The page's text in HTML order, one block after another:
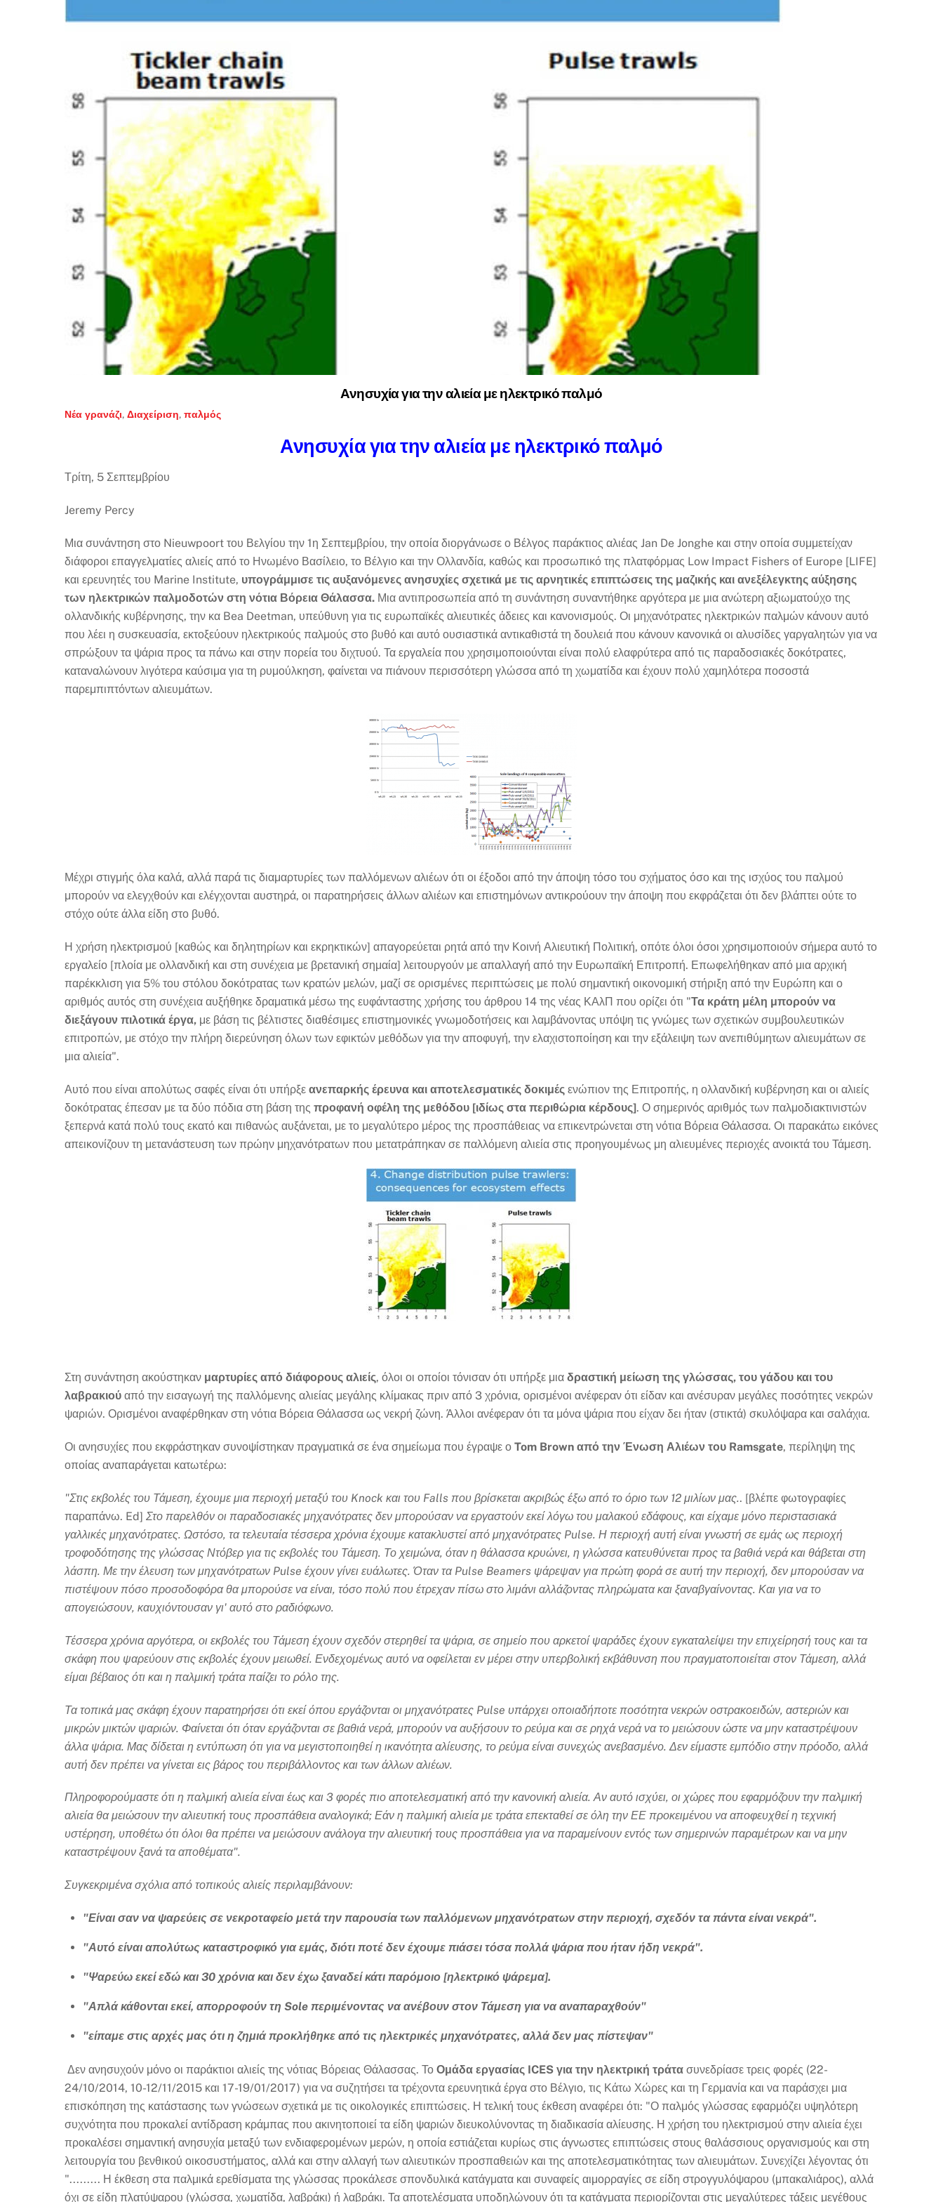
Ανησυχία για την αλιεία με ηλεκτρικό παλμό
Νέα γρανάζι, Διαχείριση, παλμός
Ανησυχία για την αλιεία με ηλεκτρικό παλμό
Τρίτη, 5 Σεπτεμβρίου
Jeremy Percy
Μια συνάντηση στο Nieuwpoort του Βελγίου την 1η Σεπτεμβρίου, την οποία διοργάνωσε ο Βέλγος παράκτιος αλιέας Jan De Jonghe και στην οποία συμμετείχαν
διάφοροι επαγγελματίες αλιείς από το Ηνωμένο Βασίλειο, το Βέλγιο και την Ολλανδία, καθώς και προσωπικό της πλατφόρμας Low Impact Fishers of Europe [LIFE]
και ερευνητές του Marine Institute, υπογράμμισε τις αυξανόμενες ανησυχίες σχετικά με τις αρνητικές επιπτώσεις της μαζικής και ανεξέλεγκτης αύξησης
των ηλεκτρικών παλμοδοτών στη νότια Βόρεια Θάλασσα. Μια αντιπροσωπεία από τη συνάντηση συναντήθηκε αργότερα με μια ανώτερη αξιωματούχο της
ολλανδικής κυβέρνησης, την κα Bea Deetman, υπεύθυνη για τις ευρωπαϊκές αλιευτικές άδειες και κανονισμούς. Οι μηχανότρατες ηλεκτρικών παλμών κάνουν αυτό
που λέει η συσκευασία, εκτοξεύουν ηλεκτρικούς παλμούς στο βυθό και αυτό ουσιαστικά αντικαθιστά τη δουλειά που κάνουν κανονικά οι αλυσίδες γαργαλητών για να
σπρώξουν τα ψάρια προς τα πάνω και στην πορεία του διχτυού. Τα εργαλεία που χρησιμοποιούνται είναι πολύ ελαφρύτερα από τις παραδοσιακές δοκότρατες,
καταναλώνουν λιγότερα καύσιμα για τη ρυμούλκηση, φαίνεται να πιάνουν περισσότερη γλώσσα από τη χωματίδα και έχουν πολύ χαμηλότερα ποσοστά
παρεμπιπτόντων αλιευμάτων.
Μέχρι στιγμής όλα καλά, αλλά παρά τις διαμαρτυρίες των παλλόμενων αλιέων ότι οι έξοδοι από την άποψη τόσο του σχήματος όσο και της ισχύος του παλμού
μπορούν να ελεγχθούν και ελέγχονται αυστηρά, οι παρατηρήσεις άλλων αλιέων και επιστημόνων αντικρούουν την άποψη που εκφράζεται ότι δεν βλάπτει ούτε το
στόχο ούτε άλλα είδη στο βυθό.
Η χρήση ηλεκτρισμού [καθώς και δηλητηρίων και εκρηκτικών] απαγορεύεται ρητά από την Κοινή Αλιευτική Πολιτική, οπότε όλοι όσοι χρησιμοποιούν σήμερα αυτό το
εργαλείο [πλοία με ολλανδική και στη συνέχεια με βρετανική σημαία] λειτουργούν με απαλλαγή από την Ευρωπαϊκή Επιτροπή. Επωφελήθηκαν από μια αρχική
παρέκκλιση για 5% του στόλου δοκότρατας των κρατών μελών, μαζί σε ορισμένες περιπτώσεις με πολύ σημαντική οικονομική στήριξη από την Ευρώπη και ο
αριθμός αυτός στη συνέχεια αυξήθηκε δραματικά μέσω της ευφάνταστης χρήσης του άρθρου 14 της νέας ΚΑλΠ που ορίζει ότι "Τα κράτη μέλη μπορούν να
διεξάγουν πιλοτικά έργα, με βάση τις βέλτιστες διαθέσιμες επιστημονικές γνωμοδοτήσεις και λαμβάνοντας υπόψη τις γνώμες των σχετικών συμβουλευτικών
επιτροπών, με στόχο την πλήρη διερεύνηση όλων των εφικτών μεθόδων για την αποφυγή, την ελαχιστοποίηση και την εξάλειψη των ανεπιθύμητων αλιευμάτων σε
μια αλιεία".
Αυτό που είναι απολύτως σαφές είναι ότι υπήρξε ανεπαρκής έρευνα και αποτελεσματικές δοκιμές ενώπιον της Επιτροπής, η ολλανδική κυβέρνηση και οι αλιείς
δοκότρατας έπεσαν με τα δύο πόδια στη βάση της προφανή οφέλη της μεθόδου [ιδίως στα περιθώρια κέρδους]. Ο σημερινός αριθμός των παλμοδιακτινιστών
ξεπερνά κατά πολύ τους εκατό και πιθανώς αυξάνεται, με το μεγαλύτερο μέρος της προσπάθειας να επικεντρώνεται στη νότια Βόρεια Θάλασσα. Οι παρακάτω εικόνες
απεικονίζουν τη μετανάστευση των πρώην μηχανότρατων που μετατράπηκαν σε παλλόμενη αλιεία στις προηγουμένως μη αλιευμένες περιοχές ανοικτά του Τάμεση.
Στη συνάντηση ακούστηκαν μαρτυρίες από διάφορους αλιείς, όλοι οι οποίοι τόνισαν ότι υπήρξε μια δραστική μείωση της γλώσσας, του γάδου και του
λαβρακιού από την εισαγωγή της παλλόμενης αλιείας μεγάλης κλίμακας πριν από 3 χρόνια, ορισμένοι ανέφεραν ότι είδαν και ανέσυραν μεγάλες ποσότητες νεκρών
ψαριών. Ορισμένοι αναφέρθηκαν στη νότια Βόρεια Θάλασσα ως νεκρή ζώνη. Άλλοι ανέφεραν ότι τα μόνα ψάρια που είχαν δει ήταν (στικτά) σκυλόψαρα και σαλάχια.
Οι ανησυχίες που εκφράστηκαν συνοψίστηκαν πραγματικά σε ένα σημείωμα που έγραψε ο Tom Brown από την Ένωση Αλιέων του Ramsgate, περίληψη της
οποίας αναπαράγεται κατωτέρω:
"Στις εκβολές του Τάμεση, έχουμε μια περιοχή μεταξύ του Knock και του Falls που βρίσκεται ακριβώς έξω από το όριο των 12 μιλίων μας.. [βλέπε φωτογραφίες
παραπάνω. Ed] Στο παρελθόν οι παραδοσιακές μηχανότρατες δεν μπορούσαν να εργαστούν εκεί λόγω του μαλακού εδάφους, και είχαμε μόνο περιστασιακά
γαλλικές μηχανότρατες. Ωστόσο, τα τελευταία τέσσερα χρόνια έχουμε κατακλυστεί από μηχανότρατες Pulse. Η περιοχή αυτή είναι γνωστή σε εμάς ως περιοχή
τροφοδότησης της γλώσσας Ντόβερ για τις εκβολές του Τάμεση. Το χειμώνα, όταν η θάλασσα κρυώνει, η γλώσσα κατευθύνεται προς τα βαθιά νερά και θάβεται στη
λάσπη. Με την έλευση των μηχανότρατων Pulse έχουν γίνει ευάλωτες. Όταν τα Pulse Beamers ψάρεψαν για πρώτη φορά σε αυτή την περιοχή, δεν μπορούσαν να
πιστέψουν πόσο προσοδοφόρα θα μπορούσε να είναι, τόσο πολύ που έτρεχαν πίσω στο λιμάνι αλλάζοντας πληρώματα και ξαναβγαίνοντας. Και για να το
απογειώσουν, καυχιόντουσαν γι' αυτό στο ραδιόφωνο.
Τέσσερα χρόνια αργότερα, οι εκβολές του Τάμεση έχουν σχεδόν στερηθεί τα ψάρια, σε σημείο που αρκετοί ψαράδες έχουν εγκαταλείψει την επιχείρησή τους και τα
σκάφη που ψαρεύουν στις εκβολές έχουν μειωθεί. Ενδεχομένως αυτό να οφείλεται εν μέρει στην υπερβολική εκβάθυνση που πραγματοποιείται στον Τάμεση, αλλά
είμαι βέβαιος ότι και η παλμική τράτα παίζει το ρόλο της.
Τα τοπικά μας σκάφη έχουν παρατηρήσει ότι εκεί όπου εργάζονται οι μηχανότρατες Pulse υπάρχει οποιαδήποτε ποσότητα νεκρών οστρακοειδών, αστεριών και
μικρών μικτών ψαριών. Φαίνεται ότι όταν εργάζονται σε βαθιά νερά, μπορούν να αυξήσουν το ρεύμα και σε ρηχά νερά να το μειώσουν ώστε να μην καταστρέψουν
άλλα ψάρια. Μας δίδεται η εντύπωση ότι για να μεγιστοποιηθεί η ικανότητα αλίευσης, το ρεύμα είναι συνεχώς ανεβασμένο. Δεν είμαστε εμπόδιο στην πρόοδο, αλλά
αυτή δεν πρέπει να γίνεται εις βάρος του περιβάλλοντος και των άλλων αλιέων.
Πληροφορούμαστε ότι η παλμική αλιεία είναι έως και 3 φορές πιο αποτελεσματική από την κανονική αλιεία. Αν αυτό ισχύει, οι χώρες που εφαρμόζουν την παλμική
αλιεία θα μειώσουν την αλιευτική τους προσπάθεια αναλογικά; Εάν η παλμική αλιεία με τράτα επεκταθεί σε όλη την ΕΕ προκειμένου να αποφευχθεί η τεχνική
υστέρηση, υποθέτω ότι όλοι θα πρέπει να μειώσουν ανάλογα την αλιευτική τους προσπάθεια για να παραμείνουν εντός των σημερινών παραμέτρων και να μην
καταστρέψουν ξανά τα αποθέματα".
Συγκεκριμένα σχόλια από τοπικούς αλιείς περιλαμβάνουν:
"Είναι σαν να ψαρεύεις σε νεκροταφείο μετά την παρουσία των παλλόμενων μηχανότρατων στην περιοχή, σχεδόν τα πάντα είναι νεκρά".
"Αυτό είναι απολύτως καταστροφικό για εμάς, διότι ποτέ δεν έχουμε πιάσει τόσα πολλά ψάρια που ήταν ήδη νεκρά".
"Ψαρεύω εκεί εδώ και 30 χρόνια και δεν έχω ξαναδεί κάτι παρόμοιο [ηλεκτρικό ψάρεμα].
"Απλά κάθονται εκεί, απορροφούν τη Sole περιμένοντας να ανέβουν στον Τάμεση για να αναπαραχθούν"
"είπαμε στις αρχές μας ότι η ζημιά προκλήθηκε από τις ηλεκτρικές μηχανότρατες, αλλά δεν μας πίστεψαν"
Δεν ανησυχούν μόνο οι παράκτιοι αλιείς της νότιας Βόρειας Θάλασσας. Το Ομάδα εργασίας ICES για την ηλεκτρική τράτα συνεδρίασε τρεις φορές (22-
24/10/2014, 10-12/11/2015 και 17-19/01/2017) για να συζητήσει τα τρέχοντα ερευνητικά έργα στο Βέλγιο, τις Κάτω Χώρες και τη Γερμανία και να παράσχει μια
επισκόπηση της κατάστασης των γνώσεων σχετικά με τις οικολογικές επιπτώσεις. Η τελική τους έκθεση αναφέρει ότι: "Ο παλμός γλώσσας εφαρμόζει υψηλότερη
συχνότητα που προκαλεί αντίδραση κράμπας που ακινητοποιεί τα είδη ψαριών διευκολύνοντας τη διαδικασία αλίευσης. Η χρήση του ηλεκτρισμού στην αλιεία έχει
προκαλέσει σημαντική ανησυχία μεταξύ των ενδιαφερομένων μερών, η οποία εστιάζεται κυρίως στις άγνωστες επιπτώσεις στους θαλάσσιους οργανισμούς και στη
λειτουργία του βενθικού οικοσυστήματος, αλλά και στην αλλαγή των αλιευτικών προσπαθειών και της αποτελεσματικότητας των αλιευμάτων. Συνεχίζει λέγοντας ότι
"......... Η έκθεση στα παλμικά ερεθίσματα της γλώσσας προκάλεσε σπονδυλικά κατάγματα και συναφείς αιμορραγίες σε είδη στρογγυλόψαρου (μπακαλιάρος), αλλά
όχι σε είδη πλατύψαρου (γλώσσα, χωματίδα, λαβράκι) ή λαβράκι. Τα αποτελέσματα υποδηλώνουν ότι τα κατάγματα περιορίζονται στις μεγαλύτερες τάξεις μεγέθους